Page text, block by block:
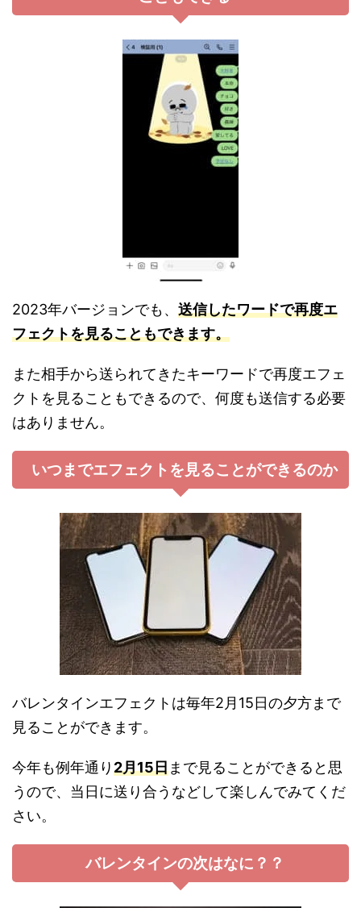
2023年バージョンでも、 送信したワードで再度エ
フェクトを見ることもできます。
また相手から送られてきたキーワードで再度エフェ
クトを見ることもできるので、何度も送信する必要
はありません。
いつまでエフェクトを見ることができるのか
バレンタインエフェクトは毎年2月15日の夕方まで
見ることができます。
今年も例年通り2月15日まで見ることができると思
うので、当日に送り合うなどして楽しんでみてくだ
さい。
バレンタインの次はなに？？